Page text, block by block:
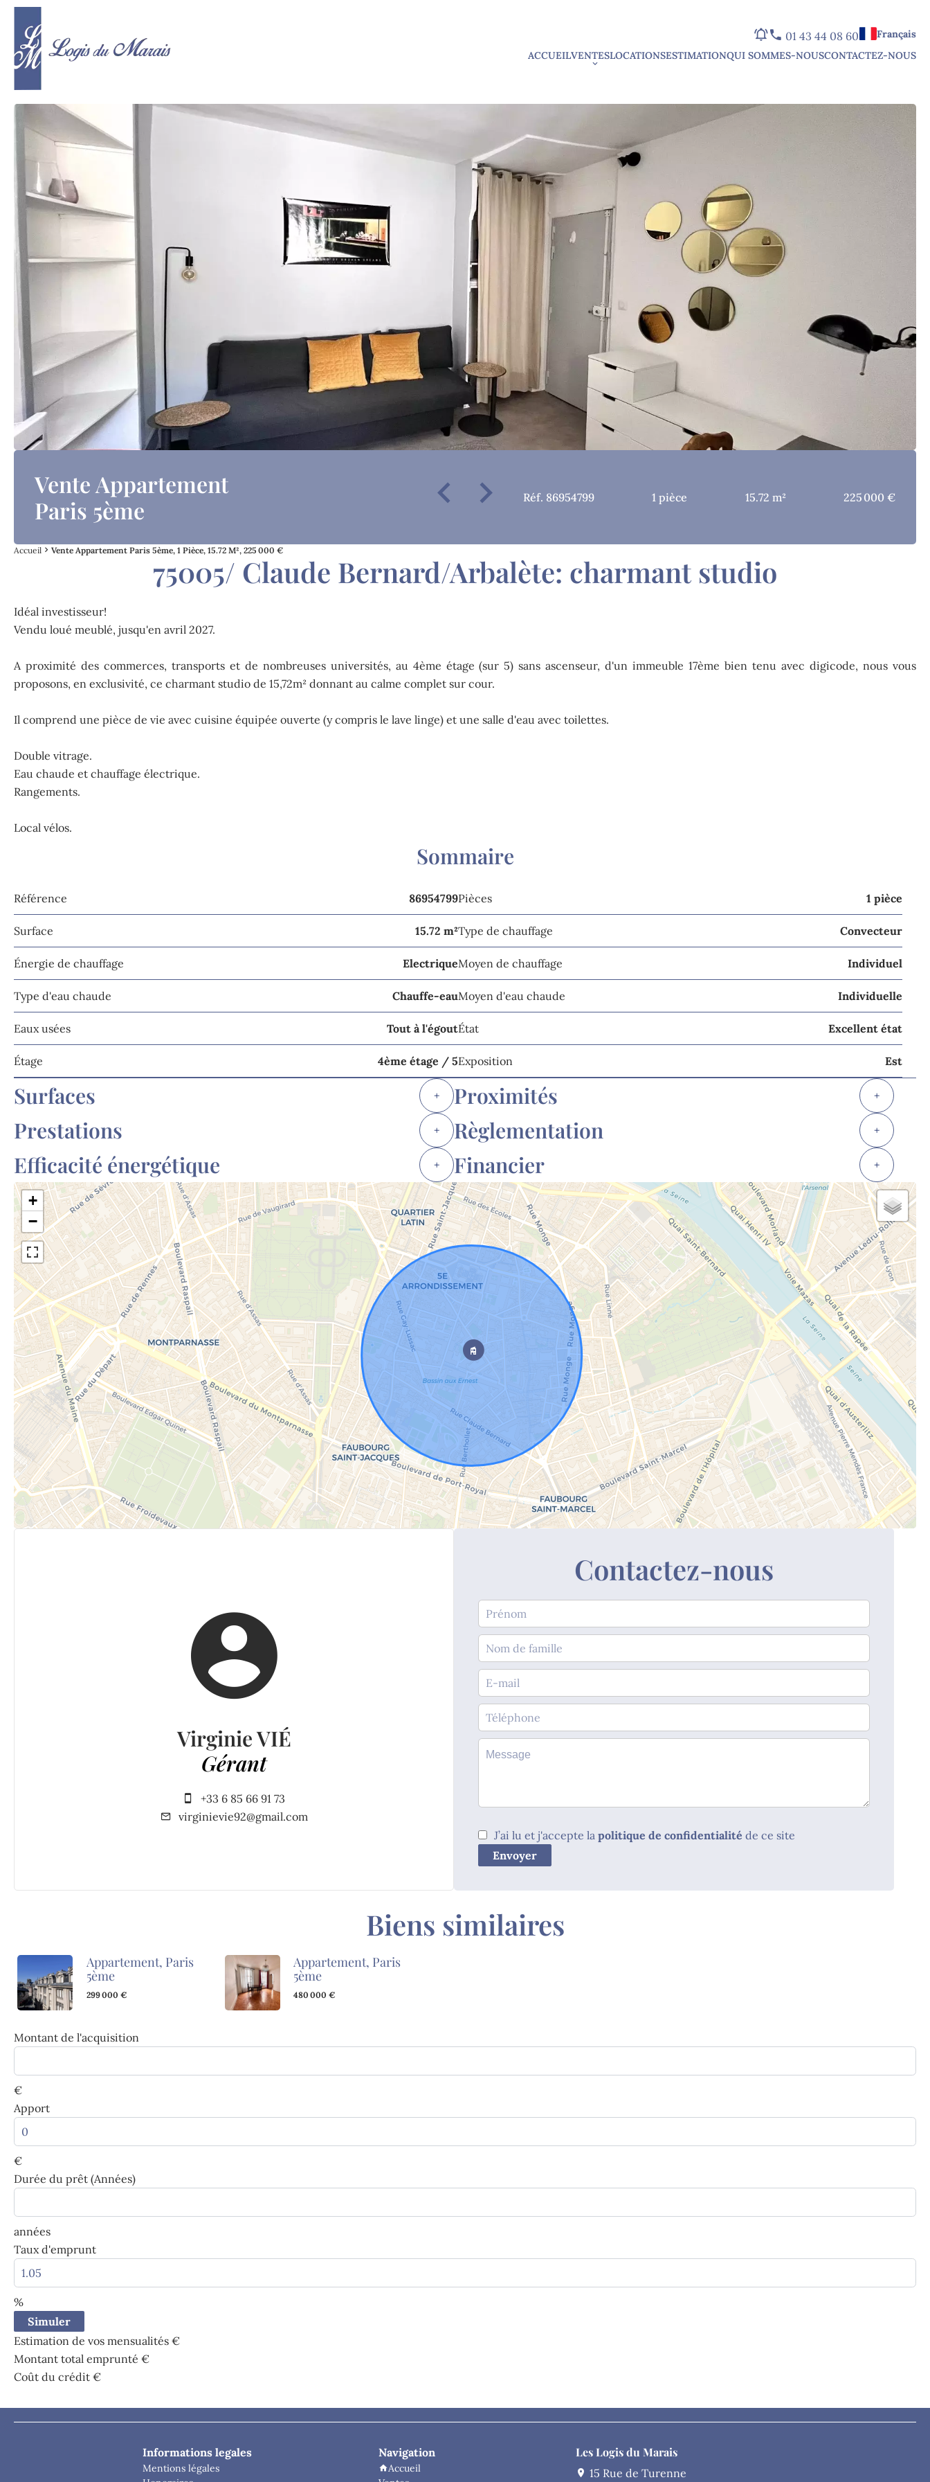
01 43 44 08 60
Français
ACCUEILVENTESLOCATIONSESTIMATIONQUI SOMMES-NOUSCONTACTEZ-NOUS
Vente Appartement
Paris 5ème
Réf. 86954799 1 pièce 15.72 m² 225 000 €
Accueil Vente Appartement Paris 5ème, 1 Pièce, 15.72 M², 225 000 €
75005/ Claude Bernard/Arbalète: charmant studio
Idéal investisseur!
Vendu loué meublé, jusqu'en avril 2027.
A proximité des commerces, transports et de nombreuses universités, au 4ème étage (sur 5) sans ascenseur, d'un immeuble 17ème bien tenu avec digicode, nous vous
proposons, en exclusivité, ce charmant studio de 15,72m² donnant au calme complet sur cour.
Il comprend une pièce de vie avec cuisine équipée ouverte (y compris le lave linge) et une salle d'eau avec toilettes.
Double vitrage.
Eau chaude et chauffage électrique.
Rangements.
Local vélos.
Sommaire
Référence 86954799Pièces 1 pièce
Surface 15.72 m²Type de chauffage Convecteur
Énergie de chauffage ElectriqueMoyen de chauffage Individuel
Type d'eau chaude Chauffe-eauMoyen d'eau chaude Individuelle
Eaux usées Tout à l'égoutÉtat Excellent état
Étage 4ème étage / 5Exposition Est
Surfaces + Proximités +
Prestations + Règlementation +
Efficacité énergétique + Financier +
+
−
Virginie VIÉ
Gérant
+33 6 85 66 91 73
virginievie92@gmail.com
Contactez-nous
J’ai lu et j'accepte la politique de confidentialité de ce site
Envoyer
Biens similaires
Appartement, Paris
5ème
299 000 €
Appartement, Paris
5ème
480 000 €
Montant de l'acquisition
€
Apport
€
Durée du prêt (Années)
années
Taux d'emprunt
%
Simuler
Estimation de vos mensualités €
Montant total emprunté €
Coût du crédit €
Informations legales
Mentions légales
Navigation
Accueil
Les Logis du Marais
15 Rue de Turenne